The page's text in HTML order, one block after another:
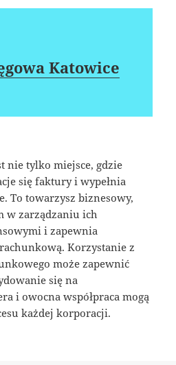
Katowice
nie tylko miejsce, gdzie
się faktury i wypełnia
To towarzysz biznesowy,
w zarządzaniu ich
i zapewnia
Korzystanie z
może zapewnić
się na
i owocna współpraca mogą
każdej korporacji.